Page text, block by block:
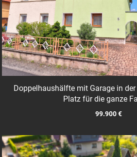
Doppelhaushälfte mit Garage in
Platz für die ganze
99.900 €